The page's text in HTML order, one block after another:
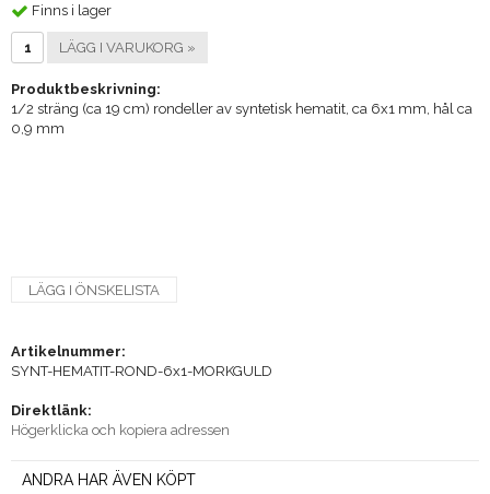
Finns i lager
LÄGG I VARUKORG »
Produktbeskrivning:
1/2 sträng (ca 19 cm) rondeller av syntetisk hematit, ca 6x1 mm, hål ca
0,9 mm
LÄGG I ÖNSKELISTA
Artikelnummer:
SYNT-HEMATIT-ROND-6x1-MORKGULD
Direktlänk:
Högerklicka och kopiera adressen
ANDRA HAR ÄVEN KÖPT